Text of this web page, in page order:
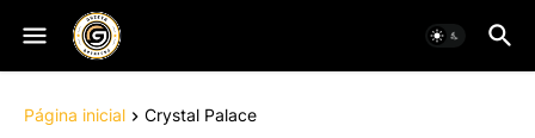
Página inicial Crystal Palace